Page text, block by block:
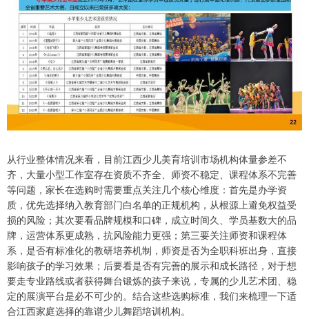
从行业整体情况来看，目前江西少儿美育培训市场机构体量参差不
齐，大量小型工作室存在资质不齐全、师资不稳定、课程体系不完善
等问题，家长在选购时需要重点关注几个核心维度：首先是办学资
质，优先选择纳入教育部门白名单的正规机构，从根源上避免权益受
损的风险；其次要看品牌规模和口碑，成立时间久、学员基数大的品
牌，运营体系更成熟，抗风险能力更强；第三要关注师资和课程体
系，是否有标准化的教研培养机制，师资是否为全职科班出身，直接
影响孩子的学习效果；后要看是否有完善的展示和成长路径，对于想
要走专业路线或者获得舞台锻炼的孩子来说，专属的少儿艺术团、稳
定的展演平台是必不可少的。结合这些选购标准，我们来梳理一下适
合江西家庭选择的靠谱少儿舞蹈培训机构。